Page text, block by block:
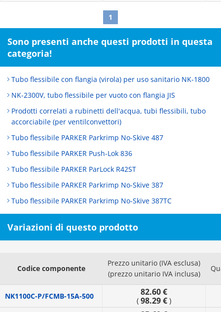
1
Sono presenti anche questi prodotti in questa
categoria!
Tubo flessibile con flangia (virola) per uso sanitario NK-1800
NK-2300V, tubo flessibile per vuoto con flangia JIS
Prodotti correlati a rubinetti dell'acqua, tubi flessibili, tubo
accorciabile (per ventilconvettori)
Tubo flessibile PARKER Parkrimp No-Skive 487
Tubo flessibile PARKER Push-Lok 836
Tubo flessibile PARKER ParLock R42ST
Tubo flessibile PARKER Parkrimp No-Skive 387
Tubo flessibile PARKER Parkrimp No-Skive 387TC
Variazioni di questo prodotto
Codice componente
Prezzo unitario (IVA esclusa)
(prezzo unitario IVA inclusa)
NK1100C-P/FCMB-15A-500 82.60 €
( 98.29 € )